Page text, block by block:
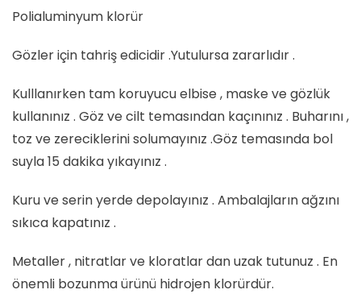
Polialuminyum klorür
Gözler için tahriş edicidir .Yutulursa zararlıdır .
Kulllanırken tam koruyucu elbise , maske ve gözlük
kullanınız . Göz ve cilt temasından kaçınınız . Buharını ,
toz ve zereciklerini solumayınız .Göz temasında bol
suyla 15 dakika yıkayınız .
Kuru ve serin yerde depolayınız . Ambalajların ağzını
sıkıca kapatınız .
Metaller , nitratlar ve kloratlar dan uzak tutunuz . En
önemli bozunma ürünü hidrojen klorürdür.